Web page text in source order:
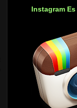
Instagram